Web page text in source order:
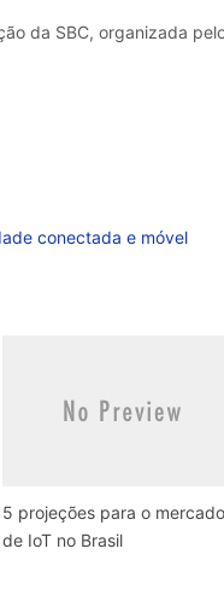
da SBC, organizada
conectada e móvel
5 projeções para o mercado
de IoT no Brasil